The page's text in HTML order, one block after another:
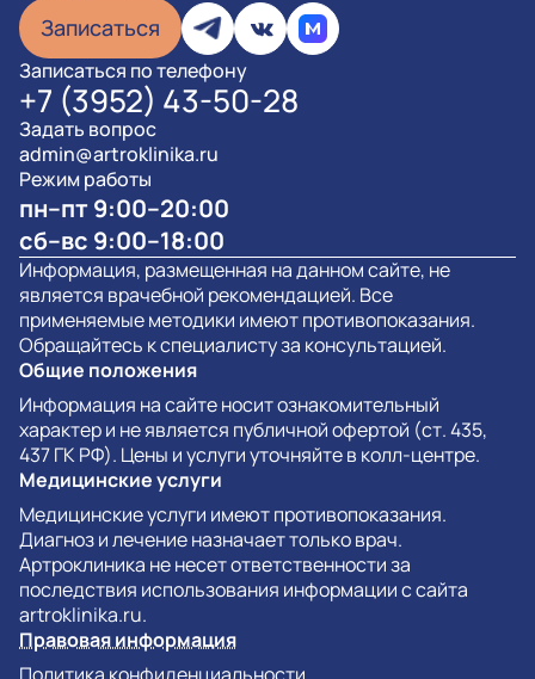
Записаться
Записаться по телефону
+7 (3952) 43-50-28
Задать вопрос
admin@artroklinika.ru
Режим работы
пн–пт 9:00–20:00
сб–вс 9:00–18:00
Информация, размещенная на данном сайте, не
является врачебной рекомендацией. Все
применяемые методики имеют противопоказания.
Обращайтесь к специалисту за консультацией.
Общие положения
Информация на сайте носит ознакомительный
характер и не является публичной офертой (ст. 435,
437 ГК РФ). Цены и услуги уточняйте в колл-центре.
Медицинские услуги
Медицинские услуги имеют противопоказания.
Диагноз и лечение назначает только врач.
Артроклиника не несет ответственности за
последствия использования информации с сайта
artroklinika.ru.
Правовая информация